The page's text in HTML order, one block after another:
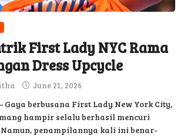
First Lady NYC Rama
Dress Upcycle
June 21, 2026
Gaya berbusana First Lady New York City,
hampir selalu berhasil mencuri
penampilannya kali ini benar-